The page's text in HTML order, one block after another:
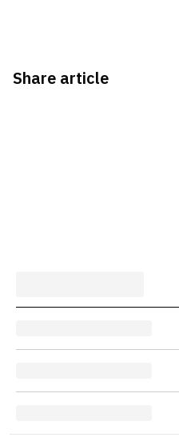
Share article